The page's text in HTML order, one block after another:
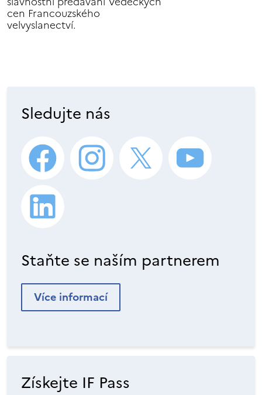
cen Francouzského
velvyslanectví.
Sledujte nás
Staňte se naším partnerem
Více informací
Získejte IF Pass